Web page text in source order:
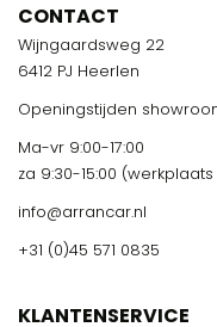
CONTACT
Wijngaardsweg 22
6412 PJ Heerlen
Openingstijden
Ma-vr 9:00-17:00
za 9:30-15:00
info@arrancar.nl
+31 (0)45 571 0835
KLANTENSERVICE